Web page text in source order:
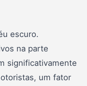
escuro.
na parte
significativamente
um fator